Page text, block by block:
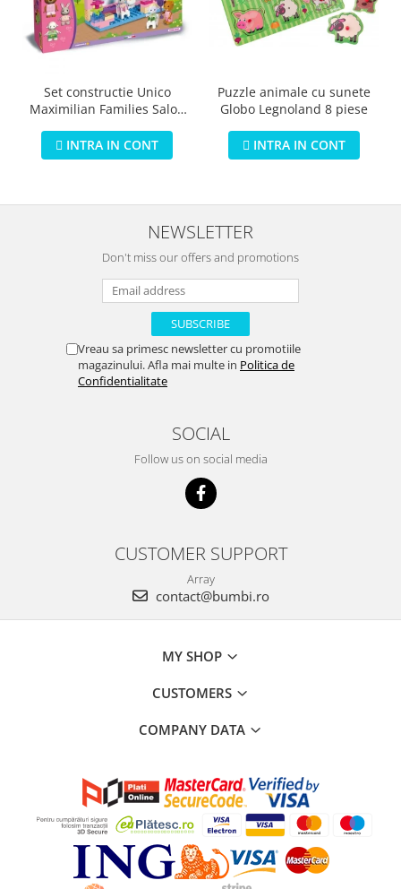
Set constructie Unico
Maximilian Families Salon
INTRA IN CONT
Puzzle animale cu sunete
Globo Legnoland 8 piese
INTRA IN CONT
NEWSLETTER
Don't miss our offers and promotions
Vreau sa primesc newsletter cu promotiile
magazinului. Afla mai multe in Politica de
Confidentialitate
SOCIAL
Follow us on social media
CUSTOMER SUPPORT
Array
contact@bumbi.ro
MY SHOP
CUSTOMERS
COMPANY DATA